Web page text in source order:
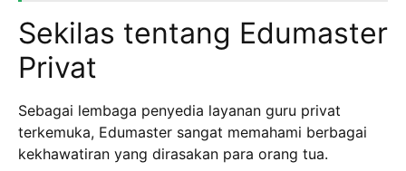
Sekilas tentang Edumaster
Privat
Sebagai lembaga penyedia layanan guru privat
terkemuka, Edumaster sangat memahami berbagai
kekhawatiran yang dirasakan para orang tua.